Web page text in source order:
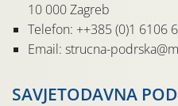
10 000 Zagreb
Telefon: ++385 (0)1 6106
Email: strucna-
SAVJETODAVNA